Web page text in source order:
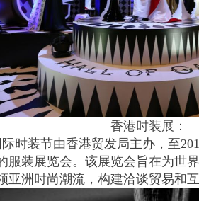
香港时装展：
际时装节由香港贸发局主办，至
服装展览会。该展览会旨在为世
亚洲时尚潮流，构建洽谈贸易和